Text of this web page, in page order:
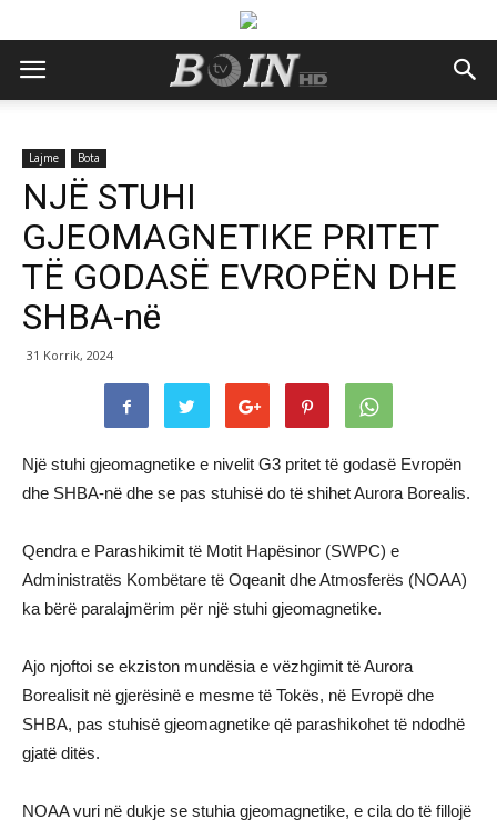
Lajme Bota
NJË STUHI
GJEOMAGNETIKE PRITET
TË GODASË EVROPËN DHE
SHBA-në
31 Korrik, 2024
Një stuhi gjeomagnetike e nivelit G3 pritet të godasë Evropën
dhe SHBA-në dhe se pas stuhisë do të shihet Aurora Borealis.
Qendra e Parashikimit të Motit Hapësinor (SWPC) e
Administratës Kombëtare të Oqeanit dhe Atmosferës (NOAA)
ka bërë paralajmërim për një stuhi gjeomagnetike.
Ajo njoftoi se ekziston mundësia e vëzhgimit të Aurora
Borealisit në gjerësinë e mesme të Tokës, në Evropë dhe
SHBA, pas stuhisë gjeomagnetike që parashikohet të ndodhë
gjatë ditës.
NOAA vuri në dukje se stuhia gjeomagnetike, e cila do të fillojë